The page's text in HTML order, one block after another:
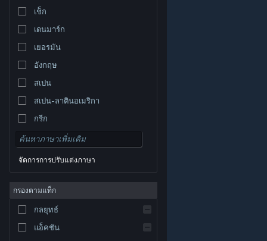
© Valve Corporation สงวนลิขสิทธิ์ เครื่องหมายการค้า
และประเทศอื่น
นโยบายความเป็นส่วนตัว
การช่วยการเข้าถึง|
Steam| การคืนเงิน
เช็ก
เดนมาร์ก
เยอรมัน
อังกฤษ
สเปน
สเปน-ลาตินอเมริกา
กรีก
จัดการการปรับแต่งภาษา
กรองตามแท็ก
กลยุทธ์
แอ็คชัน